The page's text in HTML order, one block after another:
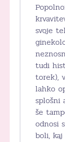
svoje
tudi
torek),
lahko
splošni
še
odnosi
boli,